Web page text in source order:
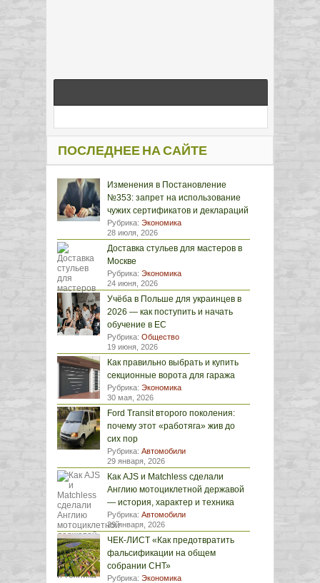
ПОСЛЕДНЕЕ НА САЙТЕ
Изменения в Постановление
№353: запрет на использование
чужих сертификатов и деклараций
Рубрика: Экономика
28 июля, 2026
Доставка стульев для мастеров в
Москве
Рубрика: Экономика
24 июня, 2026
Учёба в Польше для украинцев в
2026 — как поступить и начать
обучение в ЕС
Рубрика: Общество
19 июня, 2026
Как правильно выбрать и купить
секционные ворота для гаража
Рубрика: Экономика
30 мая, 2026
Ford Transit второго поколения:
почему этот «работяга» жив до
сих пор
Рубрика: Автомобили
29 января, 2026
Как AJS и Matchless сделали
Англию мотоциклетной державой
— история, характер и техника
Рубрика: Автомобили
29 января, 2026
ЧЕК-ЛИСТ «Как предотвратить
фальсификации на общем
собрании СНТ»
Рубрика: Экономика